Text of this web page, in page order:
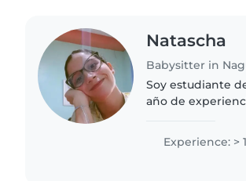
Natascha
Babysitter in
Soy estudiante
año de
Experience: >